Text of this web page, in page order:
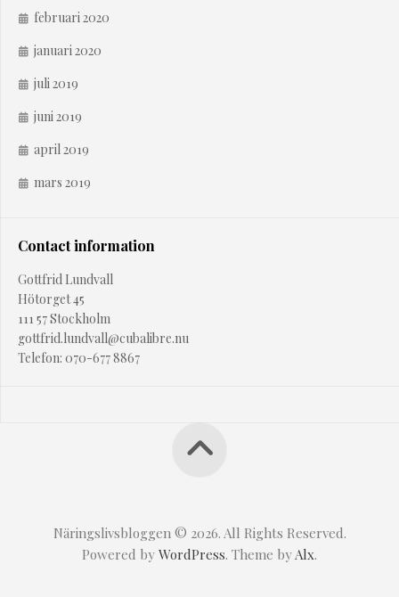
februari 2020
januari 2020
juli 2019
juni 2019
april 2019
mars 2019
Contact information
Gottfrid Lundvall
Hötorget 45
111 57 Stockholm
gottfrid.lundvall@cubalibre.nu
Telefon: 070-677 8867
Näringslivsbloggen © 2026. All Rights Reserved.
Powered by WordPress. Theme byAlx.